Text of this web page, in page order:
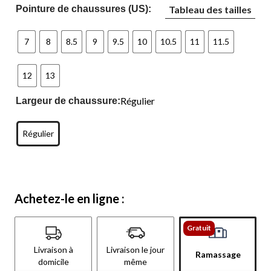
Pointure de chaussures (US): Tableau des tailles
7 8 8.5 9 9.5 10 10.5 11 11.5
12 13
Largeur de chaussure:Régulier
Régulier
Achetez-le en ligne :
Livraison à
domicile
Livraison le jour
même
Gratuit
Ramassage